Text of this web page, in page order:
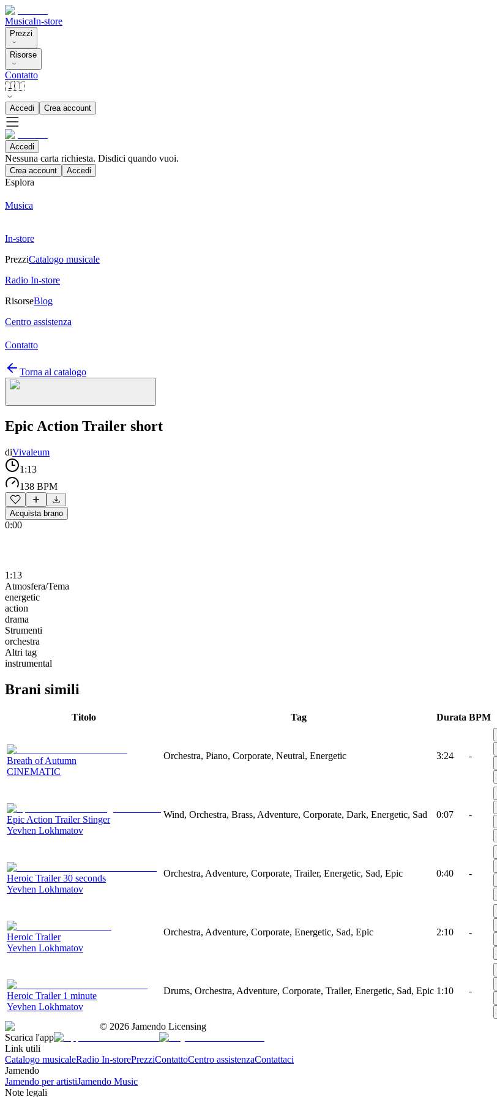
MusicaIn-store
Prezzi
Risorse
Contatto
🇮🇹
Accedi Crea account
Accedi
Nessuna carta richiesta. Disdici quando vuoi.
Crea account Accedi
Esplora
Musica
In-store
PrezziCatalogo musicale
Radio In-store
RisorseBlog
Centro assistenza
Contatto
Torna al catalogo
Epic Action Trailer short
diVivaleum
1:13
138 BPM
Acquista brano
0:00
1:13
Atmosfera/Tema
energetic
action
drama
Strumenti
orchestra
Altri tag
instrumental
Brani simili
Titolo Tag Durata BPM
Breath of Autumn
CINEMATIC
Orchestra, Piano, Corporate, Neutral, Energetic 3:24 -
Epic Action Trailer Stinger
Yevhen Lokhmatov
Wind, Orchestra, Brass, Adventure, Corporate, Dark, Energetic, Sad 0:07 -
Heroic Trailer 30 seconds
Yevhen Lokhmatov
Orchestra, Adventure, Corporate, Trailer, Energetic, Sad, Epic 0:40 -
Heroic Trailer
Yevhen Lokhmatov
Orchestra, Adventure, Corporate, Energetic, Sad, Epic 2:10 -
Heroic Trailer 1 minute
Yevhen Lokhmatov
Drums, Orchestra, Adventure, Corporate, Trailer, Energetic, Sad, Epic 1:10 -
© 2026 Jamendo Licensing
Scarica l'app
Link utili
Catalogo musicaleRadio In-storePrezziContattoCentro assistenzaContattaci
Jamendo
Jamendo per artistiJamendo Music
Note legali